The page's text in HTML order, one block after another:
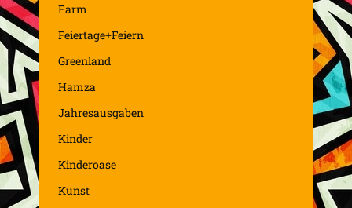
Farm
Feiertage+Feiern
Greenland
Hamza
Jahresausgaben
Kinder
Kinderoase
Kunst